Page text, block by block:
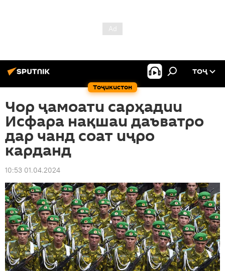
Тоҷикистон
ТОҶ
Чор ҷамоати сарҳадии
Исфара нақшаи даъватро
дар чанд соат иҷро
карданд
10:53 01.04.2024